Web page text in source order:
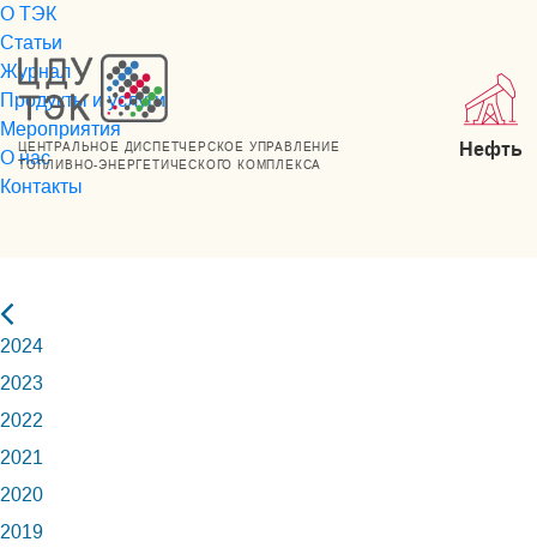
ЦЕНТРАЛЬНОЕ ДИСПЕТЧЕРСКОЕ УПРАВЛЕНИЕ
ТОПЛИВНО-ЭНЕРГЕТИЧЕСКОГО КОМПЛЕКСА
Нефть
О ТЭК
Статьи
Журнал
Продукты и услуги
Мероприятия
О нас
Контакты
2024
2023
2022
2021
2020
2019